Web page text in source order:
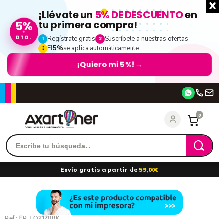
5%
DTO.
¡Llévate un 5% DE DESCUENTOen
tu primera compra!
1 Regístrate gratis 2 Suscríbete a nuestras ofertas
3 El5%se aplica automáticamente
¡Quiero mi 5%! →
entrar
0
Envío gratis a partir de 59,00€